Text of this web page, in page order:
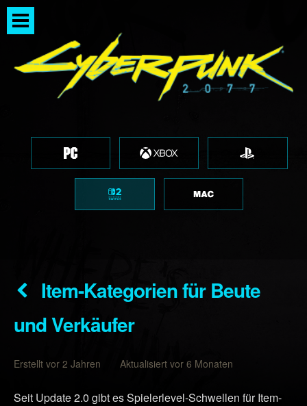
Item-Kategorien für Beute
und Verkäufer
Erstellt vor 2 Jahren Aktualisiert vor 6 Monaten
Seit Update 2.0 gibt es Spielerlevel-Schwellen für Item-